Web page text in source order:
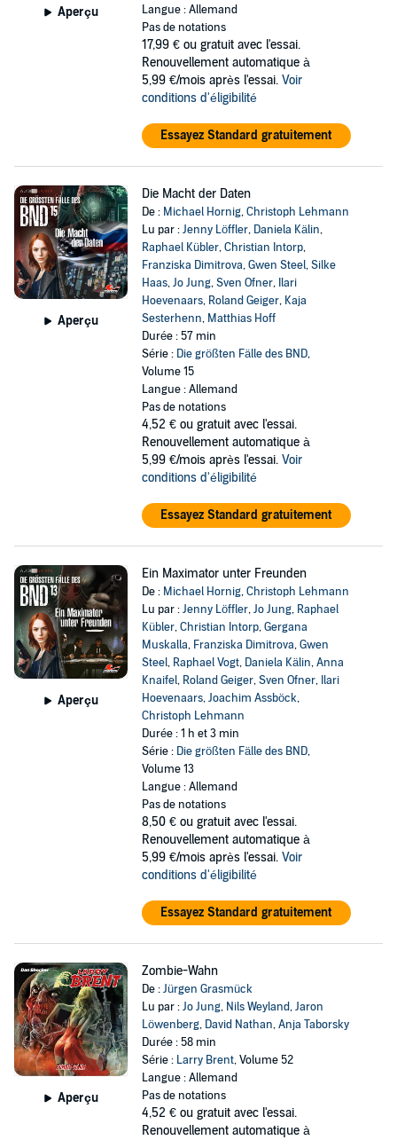
Aperçu
Langue : Allemand
Pas de notations
17,99 € ou gratuit avec l'essai.
Renouvellement automatique à
5,99 €/mois après l'essai. Voir
conditions d'éligibilité
Essayez Standard gratuitement
Aperçu
Die Macht der Daten
De : Michael Hornig,Christoph Lehmann
Lu par :Jenny Löffler, Daniela Kälin,
Raphael Kübler,Christian Intorp,
Franziska Dimitrova,Gwen Steel,Silke
Haas,Jo Jung,Sven Ofner, Ilari
Hoevenaars, Roland Geiger, Kaja
Sesterhenn, Matthias Hoff
Durée : 57 min
Série : Die größten Fälle des BND,
Volume 15
Langue : Allemand
Pas de notations
4,52 € ou gratuit avec l'essai.
Renouvellement automatique à
5,99 €/mois après l'essai. Voir
conditions d'éligibilité
Essayez Standard gratuitement
Aperçu
Ein Maximator unter Freunden
De : Michael Hornig,Christoph Lehmann
Lu par :Jenny Löffler,Jo Jung, Raphael
Kübler,Christian Intorp,Gergana
Muskalla, Franziska Dimitrova,Gwen
Steel, Raphael Vogt, Daniela Kälin,Anna
Knaifel, Roland Geiger,Sven Ofner, Ilari
Hoevenaars,Joachim Assböck,
Christoph Lehmann
Durée : 1 h et 3 min
Série : Die größten Fälle des BND,
Volume 13
Langue : Allemand
Pas de notations
8,50 € ou gratuit avec l'essai.
Renouvellement automatique à
5,99 €/mois après l'essai. Voir
conditions d'éligibilité
Essayez Standard gratuitement
Aperçu
Zombie-Wahn
De :Jürgen Grasmück
Lu par :Jo Jung, Nils Weyland,Jaron
Löwenberg, David Nathan,Anja Taborsky
Durée : 58 min
Série : Larry Brent, Volume 52
Langue : Allemand
Pas de notations
4,52 € ou gratuit avec l'essai.
Renouvellement automatique à